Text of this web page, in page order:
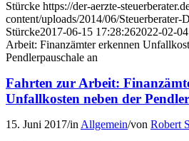
Stürcke https://der-aerzte-
content/uploads/2014/06/Steuerberater-
Stürcke2017-06-15 17:28:262022-02-
Arbeit: Finanzämter erkennen
Pendlerpauschale an
Fahrten zur Arbeit:
Unfallkosten neben der
15. Juni 2017/in Allgemein/von Robert